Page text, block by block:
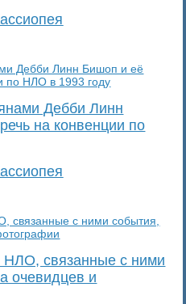
Дебби Линн
на конвенции по
НЛО, связанные с ними
очевидцев и